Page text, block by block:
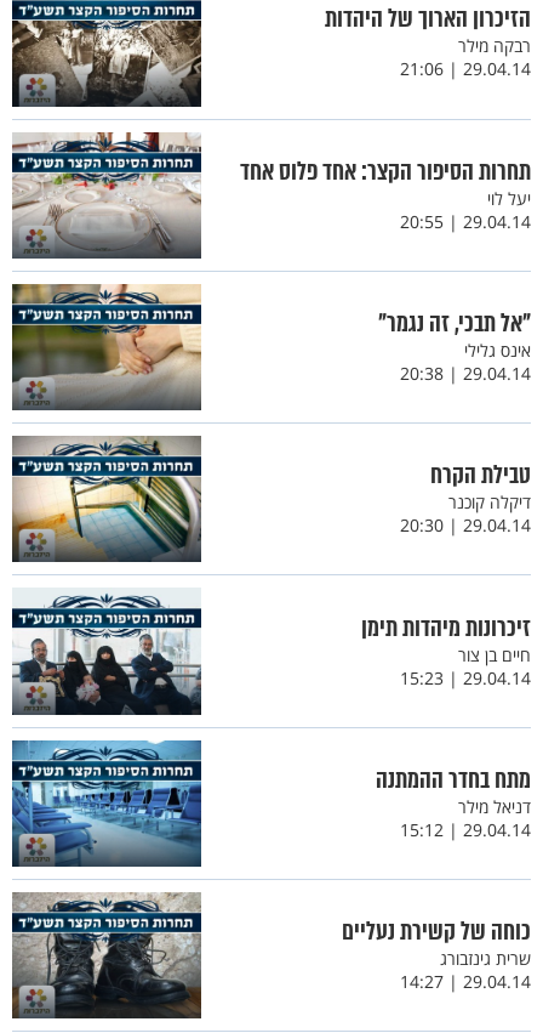
הזיכרון הארוך של היהדות
רבקה מילר
29.04.14 | 21:06
תחרות הסיפור הקצר: אחד פלוס אחד
יעל לוי
29.04.14 | 20:55
"אל תבכי, זה נגמר"
אינס גלילי
29.04.14 | 20:38
טבילת הקרח
דיקלה קוכנר
29.04.14 | 20:30
זיכרונות מיהדות תימן
חיים בן צור
29.04.14 | 15:23
מתח בחדר ההמתנה
דניאל מילר
29.04.14 | 15:12
כוחה של קשירת נעליים
שרית גינזבורג
29.04.14 | 14:27